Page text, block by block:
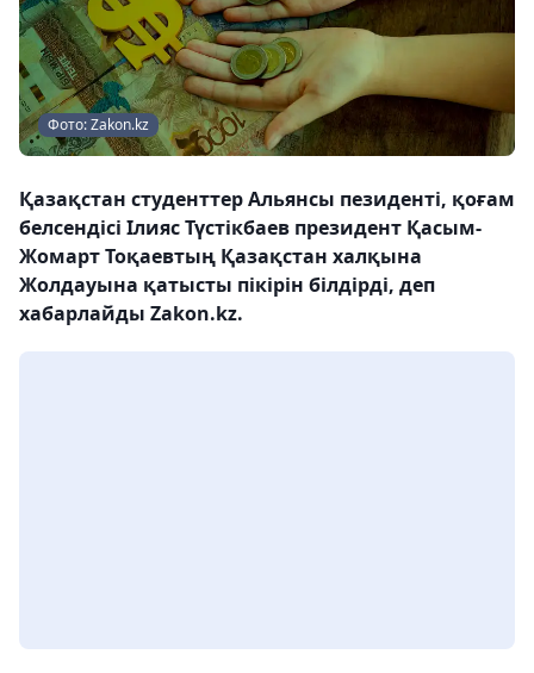
Фото: Zakon.kz
Қазақстан студенттер Альянсы пезиденті, қоғам
белсендісі Ілияс Түстікбаев президент Қасым-
Жомарт Тоқаевтың Қазақстан халқына
Жолдауына қатысты пікірін білдірді, деп
хабарлайды Zakon.kz.